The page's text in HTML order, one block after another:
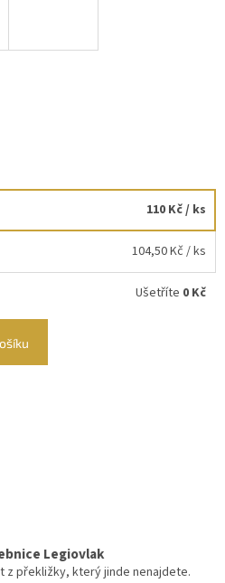
110 Kč/ ks
104,50 Kč / ks
Ušetříte 0 Kč
Legiovlak
z překližky, který jinde nenajdete.